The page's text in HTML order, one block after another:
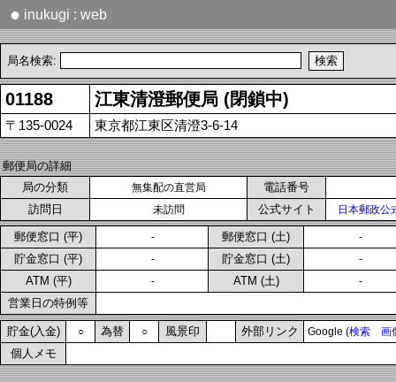
● inukugi : web
局名検索:
01188 江東清澄郵便局 (閉鎖中)
〒135-0024 東京都江東区清澄3-6-14
郵便局の詳細
局の分類
無集配の直営局
電話番号
訪問日
未訪問 公式サイト 日本郵政公
郵便窓口 (平) - 郵便窓口 (土) -
貯金窓口 (平) - 貯金窓口 (土) -
ATM (平) - ATM (土) -
営業日の特例等
貯金(入金) ○ 為替 ○ 風景印 外部リンク Google (検索 画
個人メモ